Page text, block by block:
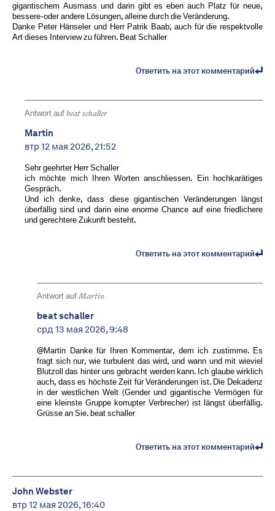
gigantischem Ausmass und darin gibt es eben auch Platz für neue,
bessere-oder andere Lösungen, alleine durch die Veränderung.
Danke Peter Hänseler und Herr Patrik Baab, auch für die respektvolle
Art dieses Interview zu führen. Beat Schaller
Ответить на этот комментарий
Antwort auf beat schaller
Martin
втр 12 мая 2026, 21:52
Sehr geehrter Herr Schaller
ich möchte mich Ihren Worten anschliessen. Ein hochkarätiges
Gespräch.
Und ich denke, dass diese gigantischen Veränderungen längst
überfällig sind und darin eine enorme Chance auf eine friedlichere
und gerechtere Zukunft besteht.
Ответить на этот комментарий
Antwort aufMartin
beat schaller
срд 13 мая 2026, 9:48
@Martin Danke für Ihren Kommentar, dem ich zustimme. Es
fragt sich nur, wie turbulent das wird, und wann und mit wieviel
Blutzoll das hinter uns gebracht werden kann. Ich glaube wirklich
auch, dass es höchste Zeit für Veränderungen ist. Die Dekadenz
in der westlichen Welt (Gender und gigantische Vermögen für
eine kleinste Gruppe korrupter Verbrecher) ist längst überfällig.
Grüsse an Sie. beat schaller
Ответить на этот комментарий
John Webster
втр 12 мая 2026, 16:40